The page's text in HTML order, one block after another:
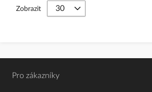
Zobrazit
Pro zákazníky